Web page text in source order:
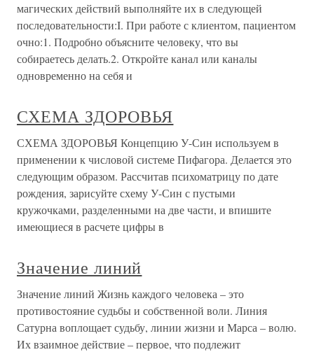
магических действий выполняйте их в следующей
последовательности:I. При работе с клиентом, пациентом
очно:1. Подробно объясните человеку, что вы
собираетесь делать.2. Откройте канал или каналы
одновременно на себя и
СХЕМА ЗДОРОВЬЯ
СХЕМА ЗДОРОВЬЯ Концепцию У-Син используем в
применении к числовой системе Пифагора. Делается это
следующим образом. Рассчитав психоматрицу по дате
рождения, зарисуйте схему У-Син с пустыми
кружочками, разделенными на две части, и впишите
имеющиеся в расчете цифры в
Значение линий
Значение линий Жизнь каждого человека – это
противостояние судьбы и собственной воли. Линия
Сатурна воплощает судьбу, линии жизни и Марса – волю.
Их взаимное действие – первое, что подлежит